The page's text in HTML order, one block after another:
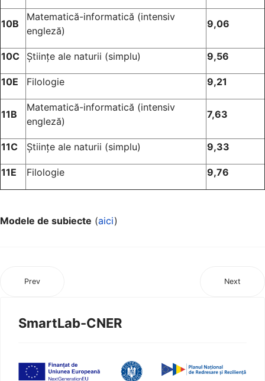
10B
Matematică-informatică (intensiv
engleză)
9,06
10C Științe ale naturii (simplu) 9,56
10E Filologie 9,21
11B
Matematică-informatică (intensiv
engleză)
7,63
11C Științe ale naturii (simplu) 9,33
11E Filologie 9,76
Modele de subiecte (aici)
Prev Next
SmartLab-CNER